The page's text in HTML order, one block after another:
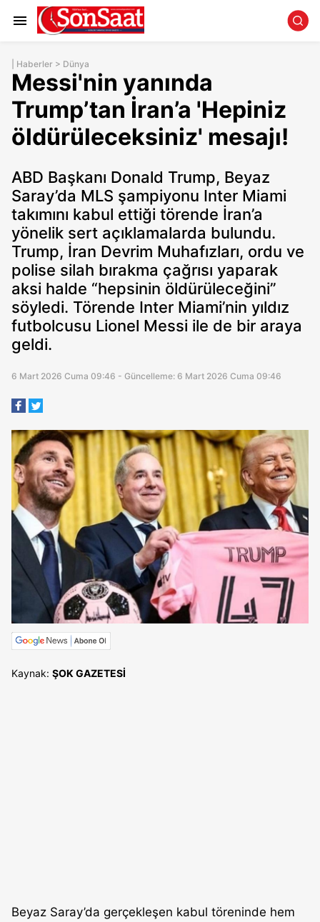
Haberler > Dünya
Messi'nin yanında
Trump’tan İran’a 'Hepiniz
öldürüleceksiniz' mesajı!
ABD Başkanı Donald Trump, Beyaz
Saray’da MLS şampiyonu Inter Miami
takımını kabul ettiği törende İran’a
yönelik sert açıklamalarda bulundu.
Trump, İran Devrim Muhafızları, ordu ve
polise silah bırakma çağrısı yaparak
aksi halde “hepsinin öldürüleceğini”
söyledi. Törende Inter Miami’nin yıldız
futbolcusu Lionel Messi ile de bir araya
geldi.
6 Mart 2026 Cuma 09:46 - Güncelleme: 6 Mart 2026 Cuma 09:46
Kaynak: ŞOK GAZETESİ
Beyaz Saray’da gerçekleşen kabul töreninde hem